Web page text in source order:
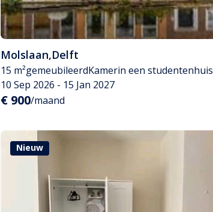
Molslaan,Delft
15 m²gemeubileerdKamerin een studentenhuis
10 Sep 2026 - 15 Jan 2027
€ 900/maand
Nieuw